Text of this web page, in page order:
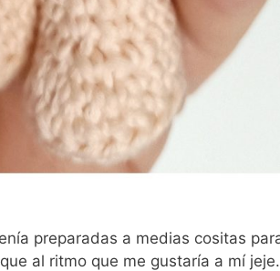
preparadas a medias cositas
al ritmo que me gustaría a mí